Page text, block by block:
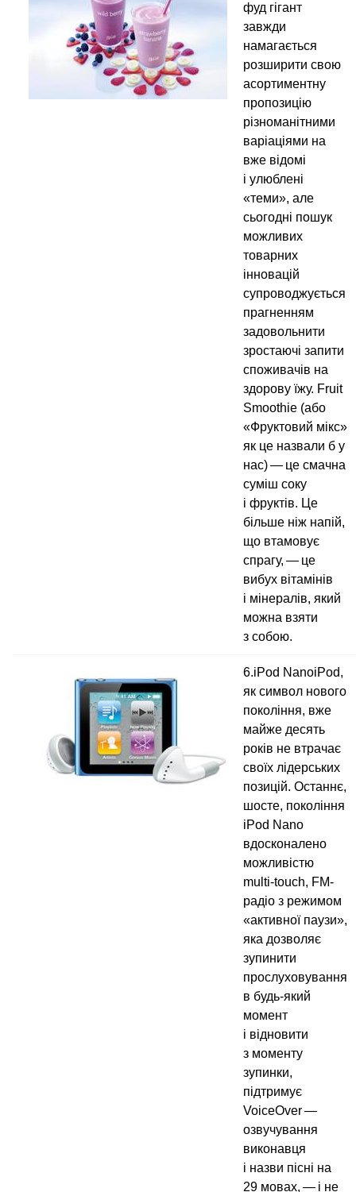
фуд гігант
завжди
намагається
розширити свою
асортиментну
пропозицію
різноманітними
варіаціями на
вже відомі
і улюблені
«теми», але
сьогодні пошук
можливих
товарних
інновацій
супроводжується
прагненням
задовольнити
зростаючі запити
споживачів на
здорову їжу. Fruit
Smoothie (або
«Фруктовий мікс»
як це назвали б у
нас) — це смачна
суміш соку
і фруктів. Це
більше ніж напій,
що втамовує
спрагу, — це
вибух вітамінів
і мінералів, який
можна взяти
з собою.
6.iPod NanoiPod,
як символ нового
покоління, вже
майже десять
років не втрачає
своїх лідерських
позицій. Останнє,
шосте, покоління
iPod Nano
вдосконалено
можливістю
multi-touch, FM-
радіо з режимом
«активної паузи»,
яка дозволяє
зупинити
прослуховування
в будь-який
момент
і відновити
з моменту
зупинки,
підтримує
VoiceOver —
озвучування
виконавця
і назви пісні на
29 мовах, — і не